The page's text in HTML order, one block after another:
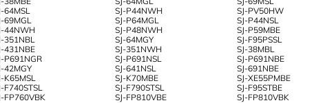
64MSL SJ-P44NWH SJ-PV50HW
69MGL SJ-P64MGL SJ-P44NSL
44NWH SJ-P48NWH SJ-P59MBE
351NBL SJ-64MGY SJ-F95PSSL
431NBE SJ-351NWH SJ-38MBL
P691NGR SJ-P691NSL SJ-P691NBE
42MGY SJ-641NSL SJ-691NBE
K65MSL SJ-K70MBE SJ-XE55PMBE
F740STSL SJ-F790STSL SJ-F95STBE
FP760VBK SJ-FP810VBE SJ-FP810VBK